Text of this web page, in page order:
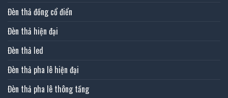
Đèn thả đồng cổ điển
Đèn thả hiện đại
Đèn thả led
Đèn thả pha lê hiện đại
Đèn thả pha lê thông tầng